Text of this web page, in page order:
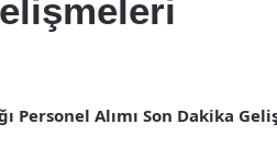
Personel Alımı Son Dakika